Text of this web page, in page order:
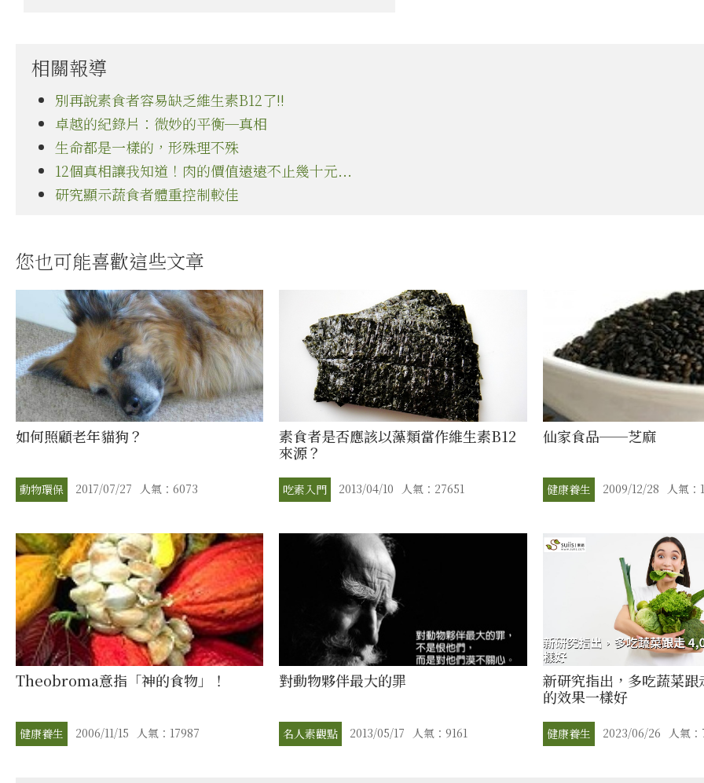
相關報導
別再說素食者容易缺乏維生素B12了!!
卓越的紀錄片：微妙的平衡─真相
生命都是一樣的，形殊理不殊
12個真相讓我知道！肉的價值遠遠不止幾十元...
研究顯示蔬食者體重控制較佳
您也可能喜歡這些文章
如何照顧老年貓狗？
動物環保 2017/07/27 人氣：6073
素食者是否應該以藻類當作維生素B12
來源？
吃素入門 2013/04/10 人氣：27651
仙家食品──芝麻
健康養生 2009/12/28 人氣：
Theobroma意指「神的食物」！
健康養生 2006/11/15 人氣：17987
對動物夥伴最大的罪
名人素觀點 2013/05/17 人氣：9161
新研究指出，多吃蔬菜
的效果一樣好
健康養生 2023/06/26 人氣